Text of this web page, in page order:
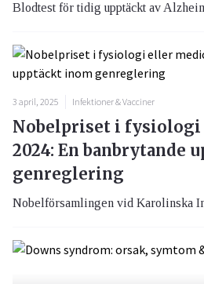
Blodtest för tidig upptäckt av
3 april, 2025 Infektioner & Vacciner
Nobelpriset i
2024: En banbrytande
genreglering
Nobelförsamlingen vid Karolinska